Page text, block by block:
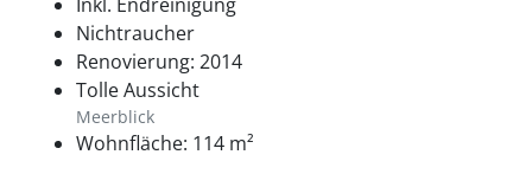
Nichtraucher
Renovierung: 2014
Tolle Aussicht
Meerblick
Wohnfläche: 114 m²